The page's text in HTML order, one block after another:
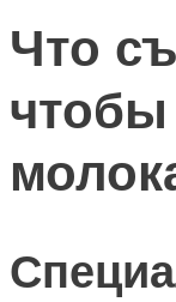
Что
чтобы